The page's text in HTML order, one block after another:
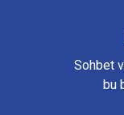
Sohbet
bu